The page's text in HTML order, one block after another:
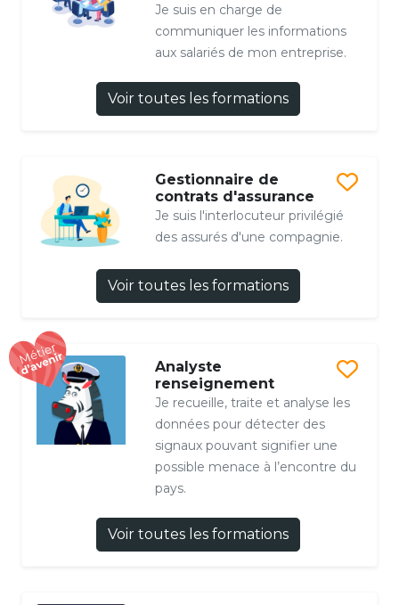
Je suis en charge de
communiquer les informations
aux salariés de mon entreprise.
Voir toutes les formations
Gestionnaire de
contrats d'assurance
Je suis l'interlocuteur privilégié
des assurés d'une compagnie.
Voir toutes les formations
Analyste
renseignement
Je recueille, traite et analyse les
données pour détecter des
signaux pouvant signifier une
possible menace à l’encontre du
pays.
Voir toutes les formations